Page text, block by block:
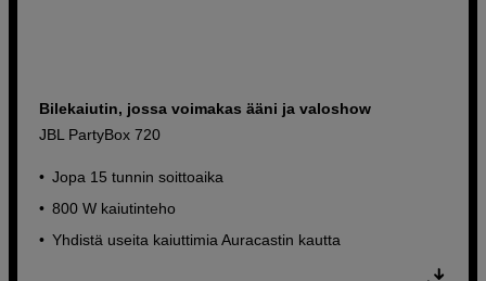
Bilekaiutin, jossa voimakas ääni ja valoshow
JBL PartyBox 720
Jopa 15 tunnin soittoaika
800 W kaiutinteho
Yhdistä useita kaiuttimia Auracastin kautta